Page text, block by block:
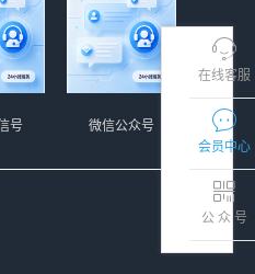
在线客服
会员中心
公 众 号
微信公众号
号